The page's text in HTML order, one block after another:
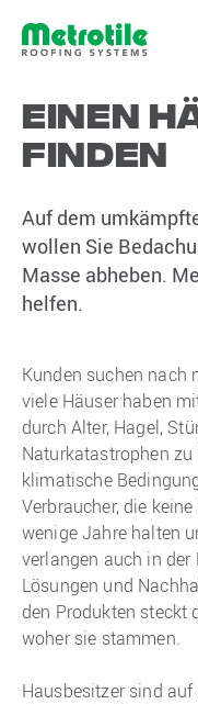
Einen
finden
Auf dem
wollen Sie
Masse abheben.
helfen.
Kunden suchen nach
viele Häuser haben
durch Alter, Hagel,
Naturkatastrophen
klimatische
Verbraucher, die
wenige Jahre halten
verlangen auch in
Lösungen und
den Produkten steckt
woher sie stammen.
Hausbesitzer sind